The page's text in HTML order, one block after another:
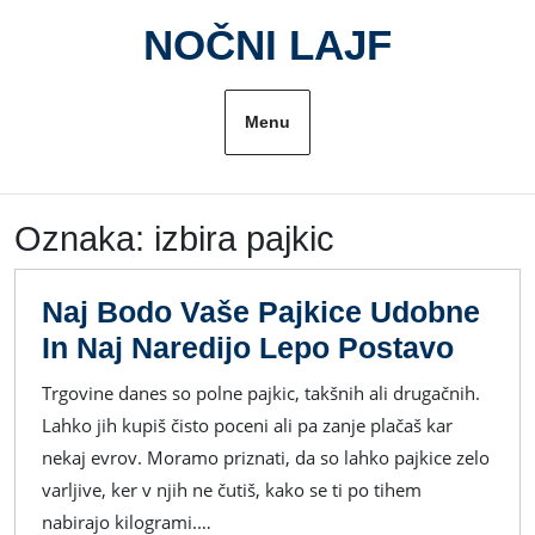
NOČNI LAJF
Menu
Oznaka: izbira pajkic
Naj Bodo Vaše Pajkice Udobne
In Naj Naredijo Lepo PostavoNaj
Bodo
Trgovine danes so polne pajkic, takšnih ali drugačnih.
Lahko jih kupiš čisto poceni ali pa zanje plačaš kar
nekaj evrov. Moramo priznati, da so lahko pajkice zelo
varljive, ker v njih ne čutiš, kako se ti po tihem
nabirajo kilogrami.…